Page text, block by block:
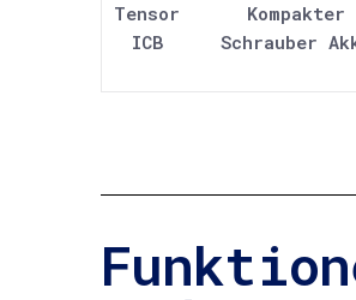
Tensor
ICB
Kompakter
Schrauber